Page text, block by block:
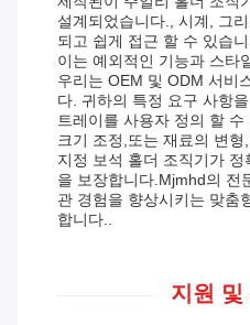
설계되었습니다., 시계, 그
되고 쉽게 접근 할 수 있습
이는 예외적인 기능과 스타
우리는 OEM 및 ODM 서비
다. 귀하의 특정 요구 사항
트레이를 사용자 정의 할
크기 조정,또는 재료의 변
지정 보석 홀더 조직기가
을 보장합니다.Mjmhd의 전
관 경험을 향상시키는 맞춤
합니다..
지원 및